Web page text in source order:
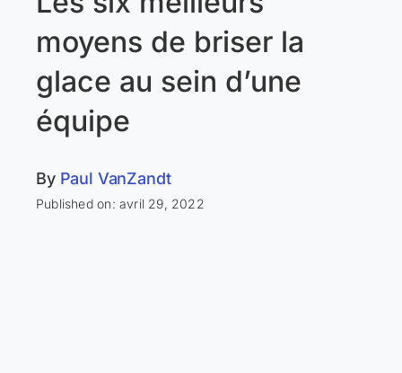
moyens de briser la
glace au sein d’une
équipe
By Paul VanZandt
Published on: avril 29, 2022